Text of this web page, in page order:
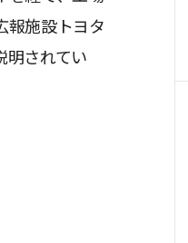
報施設トヨタ
明されてい